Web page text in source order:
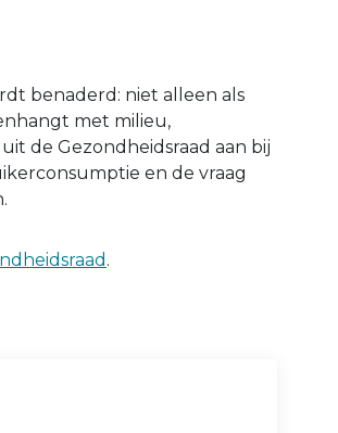
benaderd: niet alleen als
met milieu,
de Gezondheidsraad aan bij
en de vraag
.